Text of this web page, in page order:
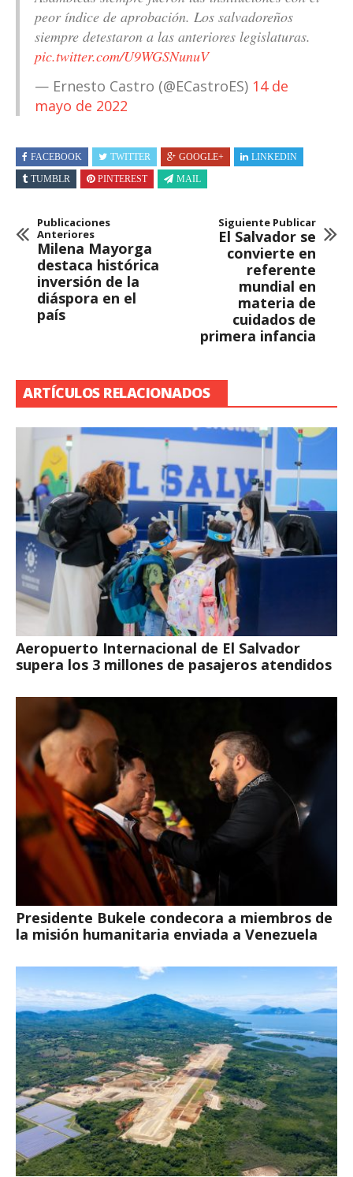
peor índice de aprobación. Los salvadoreños
siempre detestaron a las anteriores legislaturas.
pic.twitter.com/U9WGSNunuV
— Ernesto Castro (@ECastroES) 14 de
mayo de 2022
FACEBOOK TWITTER GOOGLE+
LINKEDIN
TUMBLR
PINTEREST MAIL
Publicaciones
Anteriores
Milena Mayorga
destaca histórica
inversión de la
diáspora en el
país
Siguiente Publicar
El Salvador se
convierte en
referente
mundial en
materia de
cuidados de
primera infancia
ARTÍCULOS RELACIONADOS
Aeropuerto Internacional de El Salvador
supera los 3 millones de pasajeros atendidos
Presidente Bukele condecora a miembros de
la misión humanitaria enviada a Venezuela